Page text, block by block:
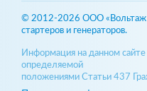
© 2012-2026 ООО «Вольтаж
стартеров и генераторов.
Информация на данном
определяемой
положениями Статьи 437